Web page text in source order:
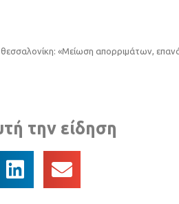
την είδηση